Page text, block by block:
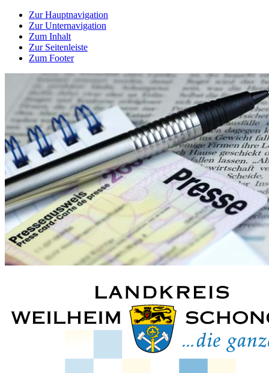
Zur Hauptnavigation
Zur Unternavigation
Zum Inhalt
Zur Seitenleiste
Zum Footer